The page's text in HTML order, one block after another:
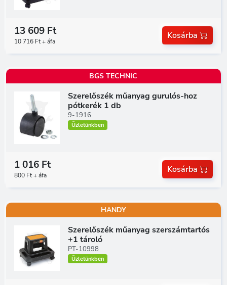
13 609 Ft
10 716 Ft + áfa
Kosárba
BGS TECHNIC
Szerelőszék műanyag gurulós-hoz
pótkerék 1 db
9-1916
Üzletünkben
1 016 Ft
800 Ft + áfa
Kosárba
HANDY
Szerelőszék műanyag szerszámtartós
+1 tároló
PT-10998
Üzletünkben